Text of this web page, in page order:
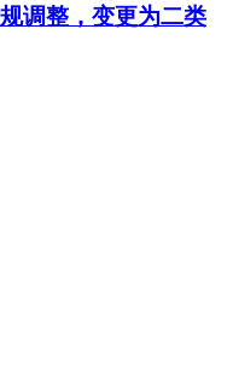
调整，变更为二类